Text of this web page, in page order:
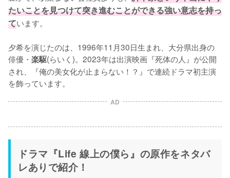
たいことを見つけて突き進むことができる強い意志を持っ
ています。
夕希を演じたのは、1996年11月30日生まれ、大分県出身の
俳優・ 楽駆(らいく)。2023年は出演映画『死体の人』が公開
され、『俺の美女化が止まらない！？』で連続ドラマ初主演
を飾っています。
AD
ドラマ『Life 線上の僕ら』の原作をネタバ
レありで紹介！